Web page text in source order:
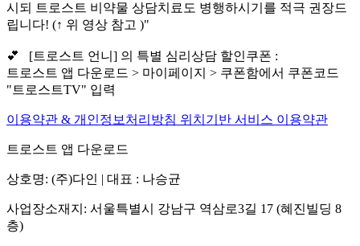
시되 트로스트 비약물 상담치료도 병행하시기를 적극 권장드
립니다! (↑ 위 영상 참고 )"
💕 [트로스트 언니] 의 특별 심리상담 할인쿠폰 :
트로스트 앱 다운로드 > 마이페이지 > 쿠폰함에서 쿠폰코드
"트로스트TV" 입력
이용약관 & 개인정보처리방침 위치기반 서비스 이용약관
트로스트 앱 다운로드
상호명: (주)다인 | 대표 : 나승균
사업장소재지: 서울특별시 강남구 역삼로3길 17 (혜진빌딩 8
층)